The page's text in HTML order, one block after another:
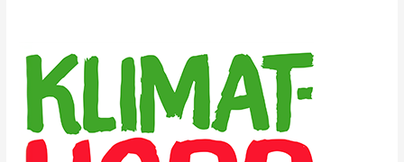
KlimatHoppMöte,
Fristadstorget